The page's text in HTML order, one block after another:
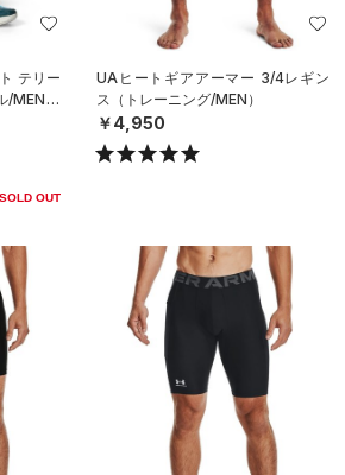
テリー
/MEN）
SOLD OUT
UAヒートギアアーマー 3/4レギン
ス（トレーニング/MEN）
￥4,950